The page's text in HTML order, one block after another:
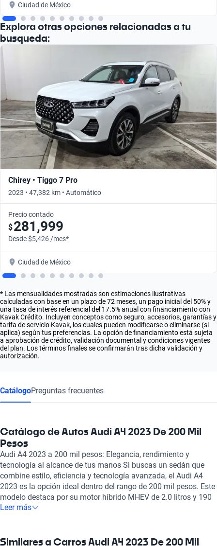
Ciudad de México
Explora otras opciones relacionadas a tu
busqueda:
Chirey • Tiggo 7 Pro
2023 • 47,382 km • Automático
Precio contado
$281,999
Desde $5,426 /mes*
Ciudad de México
* Las mensualidades mostradas son estimaciones ilustrativas
calculadas con base en un plazo de 72 meses, un pago inicial del 50% y
una tasa de interés referencial del 17.5% anual con financiamiento con
Kavak Crédito. Incluyen conceptos como seguro, accesorios, garantías y
tarifa de servicio Kavak, los cuales pueden modificarse o eliminarse (si
aplica) según tus preferencias. La opción de financiamiento está sujeta
a aprobación de crédito, validación documental y condiciones vigentes
del plan. Los términos finales se confirmarán tras dicha validación y
autorización.
CatálogoPreguntas frecuentes
Catálogo de Autos Audi A4 2023 De 200 Mil
Pesos
Audi A4 2023 a 200 mil pesos: Elegancia, rendimiento y
tecnología al alcance de tus manos Si buscas un sedán que
combine estilo, eficiencia y tecnología avanzada, el Audi A4
2023 es la opción ideal dentro del rango de 200 mil pesos. Este
modelo destaca por su motor híbrido MHEV de 2.0 litros y 190
caballos de fuerza, que proporciona una aceleración de 0 a 100
combustible combinado de solo 6.1 litros cada 100 km, es
Leer más
Similares a Carros Audi A4 2023 De 200 Mil